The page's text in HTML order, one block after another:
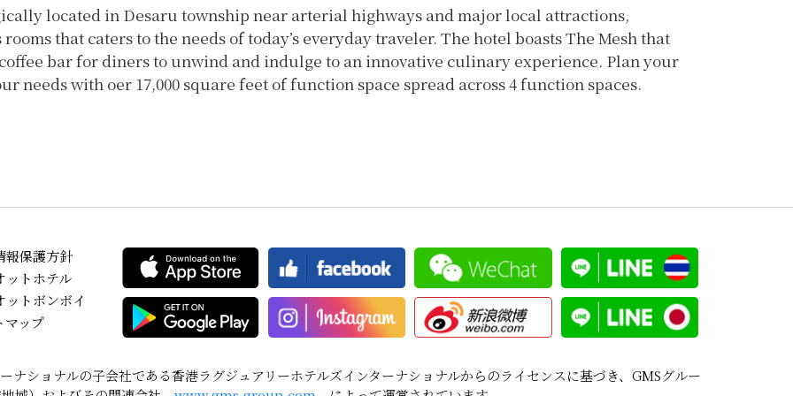
located in Desaru township near arterial highways and major local attractions,
that caters to the needs of today’s everyday traveler. The hotel boasts The Mesh that
bar for diners to unwind and indulge to an innovative culinary experience. Plan your
needs with oer 17,000 square feet of function space spread across 4 function spaces.
報保護方針
ットホテル
ットボンボイ
マップ
ナショナルの子会社である香港ラグジュアリーホテルズインターナショナルからのライセンスに基づき、GMSグルー